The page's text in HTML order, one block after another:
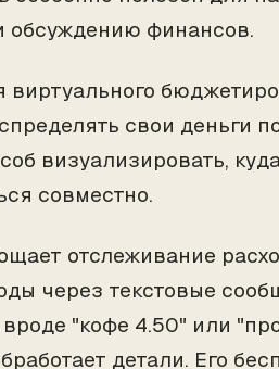
обсуждению финансов.
свои деньги
визуализировать,
совместно.
отслеживание
через текстовые
"кофе 4.50" или
детали. Его